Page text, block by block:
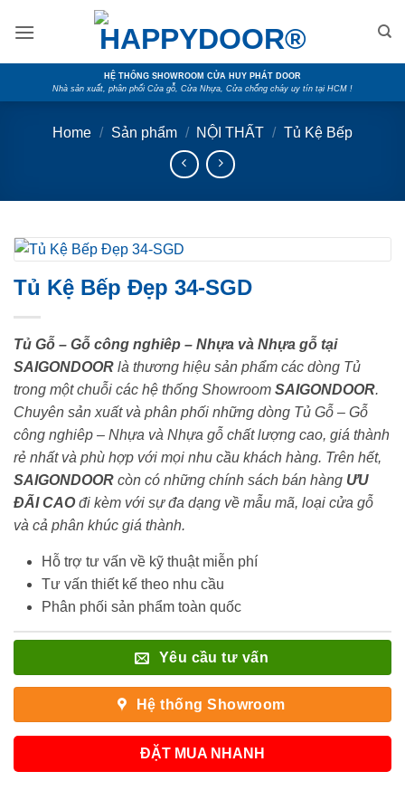
HỆ THỐNG SHOWROOM CỬA HUY PHÁT DOOR
Nhà sản xuất, phân phối Cửa gỗ, Cửa Nhựa, Cửa chống cháy uy tín tại HCM !
Home / Sản phẩm / NỘI THẤT / Tủ Kệ Bếp
Tủ Kệ Bếp Đẹp 34-SGD
Tủ Gỗ – Gỗ công nghiêp – Nhựa và Nhựa gỗ tại
SAIGONDOOR là thương hiệu sản phẩm các dòng Tủ
trong một chuỗi các hệ thống Showroom SAIGONDOOR.
Chuyên sản xuất và phân phối những dòng Tủ Gỗ – Gỗ
công nghiêp – Nhựa và Nhựa gỗ chất lượng cao, giá thành
rẻ nhất và phù hợp với mọi nhu cầu khách hàng. Trên hết,
SAIGONDOOR còn có những chính sách bán hàng ƯU
ĐÃI CAOđi kèm với sự đa dạng về mẫu mã, loại cửa gỗ
và cả phân khúc giá thành.
Hỗ trợ tư vấn về kỹ thuật miễn phí
Tư vấn thiết kế theo nhu cầu
Phân phối sản phẩm toàn quốc
Yêu cầu tư vấn
Hệ thống Showroom
ĐẶT MUA NHANH